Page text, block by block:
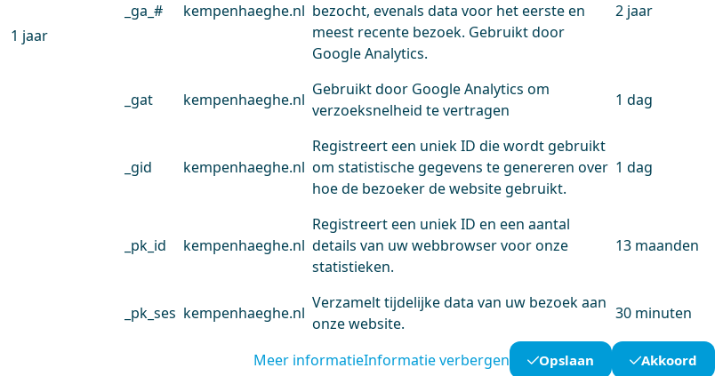
1 jaar
_ga_# kempenhaeghe.nl bezocht, evenals data voor het eerste en
meest recente bezoek. Gebruikt door
Google Analytics.
2 jaar
_gat kempenhaeghe.nl
Gebruikt door Google Analytics om
verzoeksnelheid te vertragen
1 dag
_gid kempenhaeghe.nl
Registreert een uniek ID die wordt gebruikt
om statistische gegevens te genereren over
hoe de bezoeker de website gebruikt.
1 dag
_pk_id kempenhaeghe.nl
Registreert een uniek ID en een aantal
details van uw webbrowser voor onze
statistieken.
13 maanden
_pk_ses kempenhaeghe.nl
Verzamelt tijdelijke data van uw bezoek aan
onze website.
30 minuten
Meer informatieInformatie verbergen Opslaan Akkoord